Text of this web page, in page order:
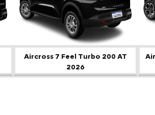
Aircross 7 Feel Turbo 200 AT
2026